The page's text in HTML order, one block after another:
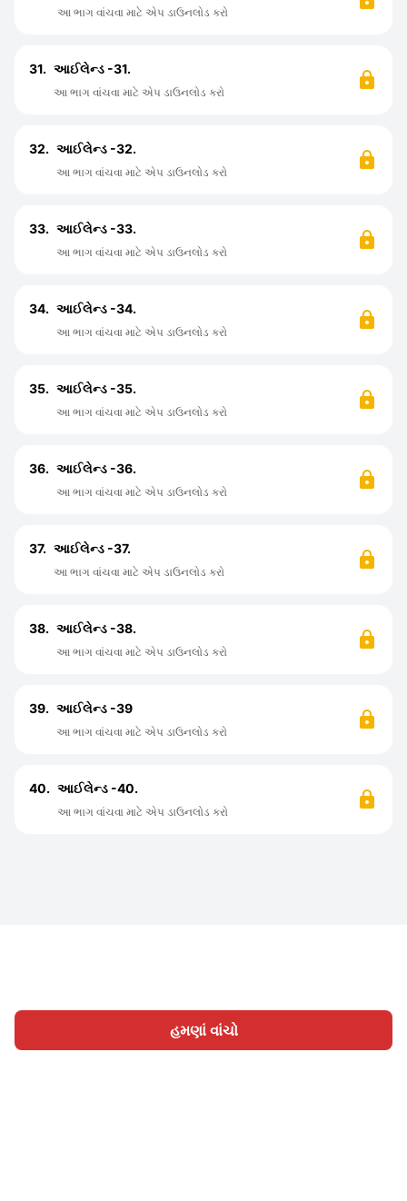
હમણાં વાંચો
આ ભાગ વાંચવા માટે એપ ડાઉનલોડ કરો
31. આઈલેન્ડ -31.
આ ભાગ વાંચવા માટે એપ ડાઉનલોડ કરો
32. આઈલેન્ડ -32.
આ ભાગ વાંચવા માટે એપ ડાઉનલોડ કરો
33. આઈલેન્ડ -33.
આ ભાગ વાંચવા માટે એપ ડાઉનલોડ કરો
34. આઈલેન્ડ -34.
આ ભાગ વાંચવા માટે એપ ડાઉનલોડ કરો
35. આઈલેન્ડ -35.
આ ભાગ વાંચવા માટે એપ ડાઉનલોડ કરો
36. આઈલેન્ડ -36.
આ ભાગ વાંચવા માટે એપ ડાઉનલોડ કરો
37. આઈલેન્ડ -37.
આ ભાગ વાંચવા માટે એપ ડાઉનલોડ કરો
38. આઈલેન્ડ -38.
આ ભાગ વાંચવા માટે એપ ડાઉનલોડ કરો
39. આઈલેન્ડ -39
આ ભાગ વાંચવા માટે એપ ડાઉનલોડ કરો
40. આઈલેન્ડ -40.
આ ભાગ વાંચવા માટે એપ ડાઉનલોડ કરો
હોમ શ્રેણી લખો લેખો સાઈન ઇન